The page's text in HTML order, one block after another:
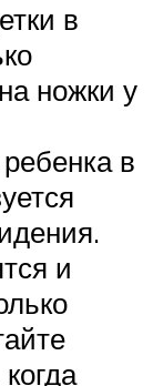
в
ножки у
в
и